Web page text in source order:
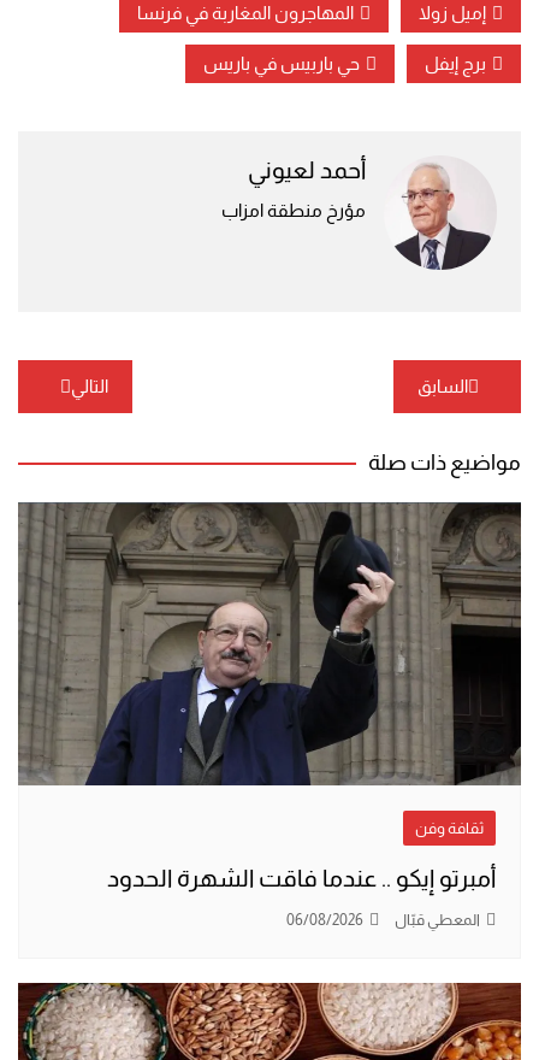
إميل زولا المهاجرون المغاربة في فرنسا
برج إيفل حي باربيس في باريس
أحمد لعيوني
مؤرخ منطقة امزاب
تصفّح
المقالات
السابق التالي
مواضيع ذات صلة
ثقافة وفن
أمبرتو إيكو .. عندما فاقت الشهرة الحدود
المعطي قبّال 06/08/2026